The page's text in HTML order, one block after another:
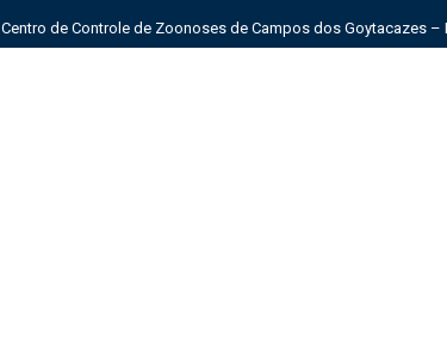
Centro de Controle de Zoonoses de Campos dos Goytacazes